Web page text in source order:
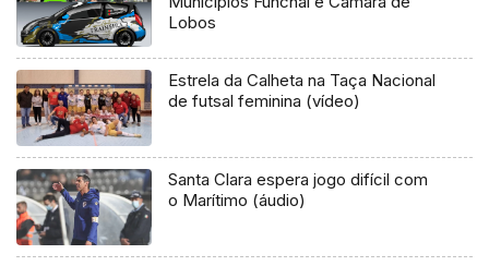
Lobos
Estrela da Calheta na Taça Nacional
de futsal feminina (vídeo)
Santa Clara espera jogo difícil com
o Marítimo (áudio)